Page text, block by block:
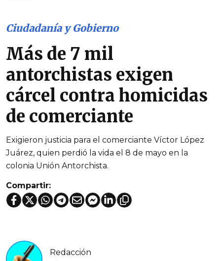
Ciudadanía y Gobierno
Más de 7 mil
antorchistas exigen
cárcel contra homicidas
de comerciante
Exigieron justicia para el comerciante Víctor López
Juárez, quien perdió la vida el 8 de mayo en la
colonia Unión Antorchista.
Compartir:
Redacción